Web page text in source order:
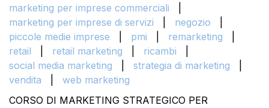
marketing per imprese commerciali
marketing per imprese di servizi
negozio
piccole medie imprese
pmi remarketing
retail
retail marketing ricambi
social media marketing
strategia di marketing
vendita
web marketing
CORSO DI MARKETING STRATEGICO PER